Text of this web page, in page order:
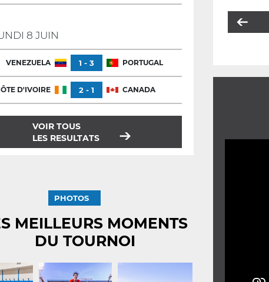
8 JUIN
VENEZUELA 1 - 3 PORTUGAL
D'IVOIRE 2 - 1 CANADA
VOIR TOUS
LES RESULTATS
PHOTOS
MEILLEURS MOMENTS
DU TOURNOI